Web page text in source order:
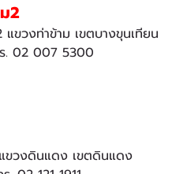
2
ขวงท่าข้าม เขตบางขุนเทียน
. 02 007 5300
ขวงดินแดง เขตดินแดง